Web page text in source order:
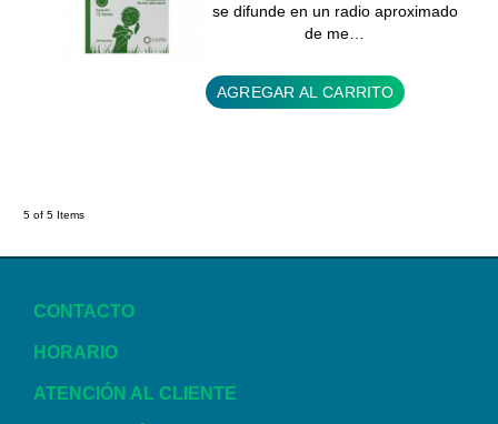
se difunde en un radio aproximado
de me…
AGREGAR AL CARRITO
5 of 5 Items
CONTACTO
HORARIO
ATENCIÓN AL CLIENTE